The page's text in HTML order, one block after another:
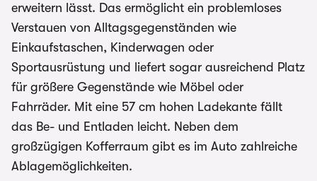
erweitern lässt. Das ermöglicht ein problemloses
Verstauen von Alltagsgegenständen wie
Einkaufstaschen, Kinderwagen oder
Sportausrüstung und liefert sogar ausreichend Platz
für größere Gegenstände wie Möbel oder
Fahrräder. Mit eine 57 cm hohen Ladekante fällt
das Be- und Entladen leicht. Neben dem
großzügigen Kofferraum gibt es im Auto zahlreiche
Ablagemöglichkeiten.